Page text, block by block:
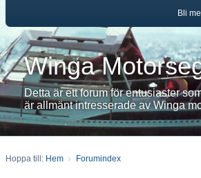
Bli
Winga
Detta är ett forum för entusiaster
är allmänt intresserade av Winga
Hoppa till: Hem Forumindex